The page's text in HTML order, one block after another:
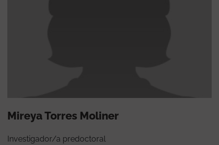
Mireya Torres Moliner
Investigador/a predoctoral